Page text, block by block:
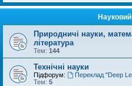
Природничі науки,
література
Тем: 144
Технічні науки
Підфорум:
Переклад "Deep
Тем: 5